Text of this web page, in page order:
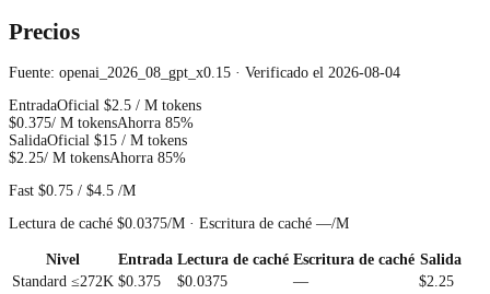
Precios
Fuente: openai_2026_08_gpt_x0.15 · Verificado el 2026-08-04
EntradaOficial $2.5 / M tokens
$0.375/ M tokensAhorra 85%
SalidaOficial $15 / M tokens
$2.25/ M tokensAhorra 85%
Fast $0.75 / $4.5 /M
Lectura de caché $0.0375/M · Escritura de caché —/M
Nivel Entrada Lectura de caché Escritura de caché Salida
Standard ≤272K $0.375 $0.0375 —
$2.25